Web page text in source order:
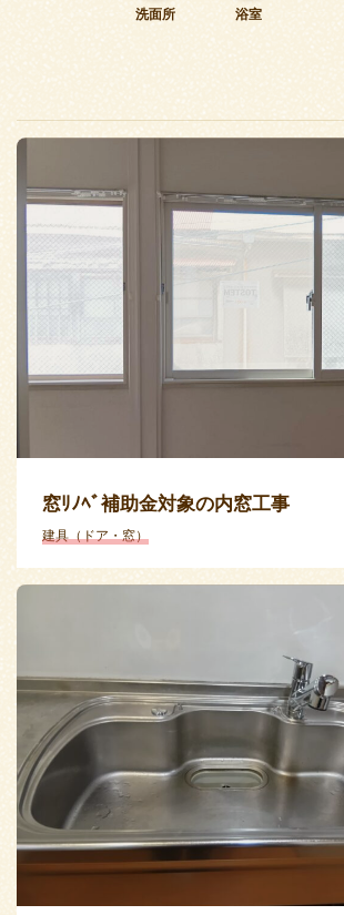
洗面所 浴室
窓ﾘﾉﾍﾞ補助金対象の内窓工事
建具（ドア・窓）